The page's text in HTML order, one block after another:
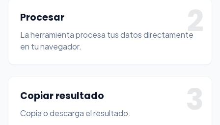
2
Procesar
La herramienta procesa tus datos directamente
en tu navegador.
3
Copiar resultado
Copia o descarga el resultado.